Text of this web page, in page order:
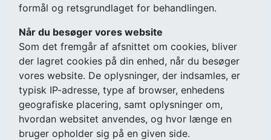
formål og retsgrundlaget for behandlingen.
Når du besøger vores website
Som det fremgår af afsnittet om cookies, bliver
der lagret cookies på din enhed, når du besøger
vores website. De oplysninger, der indsamles, er
typisk IP-adresse, type af browser, enhedens
geografiske placering, samt oplysninger om,
hvordan websitet anvendes, og hvor længe en
bruger opholder sig på en given side.